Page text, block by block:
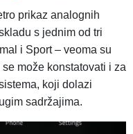
prikaz analognih
s jednim od tri
i Sport – veoma su
može konstatovati i za
koji dolazi
sadržajima.